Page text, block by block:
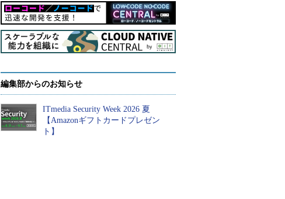
編集部からのお知らせ
ITmedia Security Week 2026 夏
【Amazonギフトカードプレゼン
ト】